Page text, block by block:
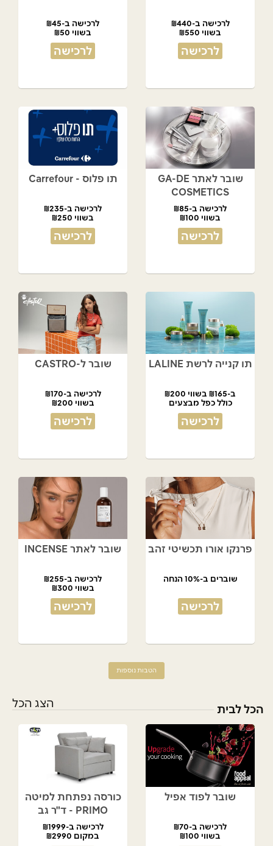
לרכישה ב-₪440
בשווי ₪550
לרכישה
לרכישה ב-₪45
בשווי ₪50
לרכישה
שובר לאתר GA-DE
COSMETICS
לרכישה ב-₪85
בשווי ₪100
לרכישה
תו פלוס - Carrefour
לרכישה ב-₪235
בשווי ₪250
לרכישה
תו קנייה לרשת LALINE
ב-₪165 בשווי ₪200
כולל כפל מבצעים
לרכישה
שובר ל-CASTRO
לרכישה ב-₪170
בשווי ₪200
לרכישה
פרנקו אורו תכשיטי זהב
שוברים ב-10% הנחה
לרכישה
שובר לאתר INCENSE
לרכישה ב-₪255
בשווי ₪300
לרכישה
הטבות נוספות
הכל לבית הצג הכל
שובר לפוד אפיל
לרכישה ב-₪70
בשווי ₪100
כורסה נפתחת למיטה
PRIMO - ד"ר גב
לרכישה ב-₪1999
במקום ₪2990